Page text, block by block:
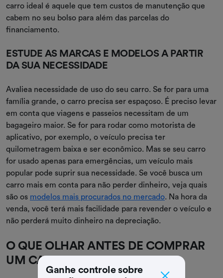
carro ideal é aquele que tem custos de manutenção que
cabem no seu bolso para além das parcelas do
financiamento.
ESTUDE AS MARCAS E MODELOS A PARTIR
DA SUA NECESSIDADE
Avaliea necessidade de uso do seu carro. Se for para uma
família grande, o carro precisa ser espaçoso. É preciso levar
em conta que viagens e passeios necessitam de um
bagageiro maior. Se for para rodar como motorista de
aplicativo, por exemplo, o veículo precisa ter
quilometragem baixa e ser econômico. Mas se seu carro
for usado apenas para emergências, um veículo mais
popular pode suprir sua necessidade. Se você busca um
carro mais em conta para não perder dinheiro, veja quais
são os modelos mais procurados no mercado. Na hora da
venda, você terá mais facilidade para revender o veículo e
não perderá muito dinheiro na depreciação.
O QUE OLHAR ANTES DE COMPRAR
UM CARRO SEMINOVO?
Ganhe controle sobre